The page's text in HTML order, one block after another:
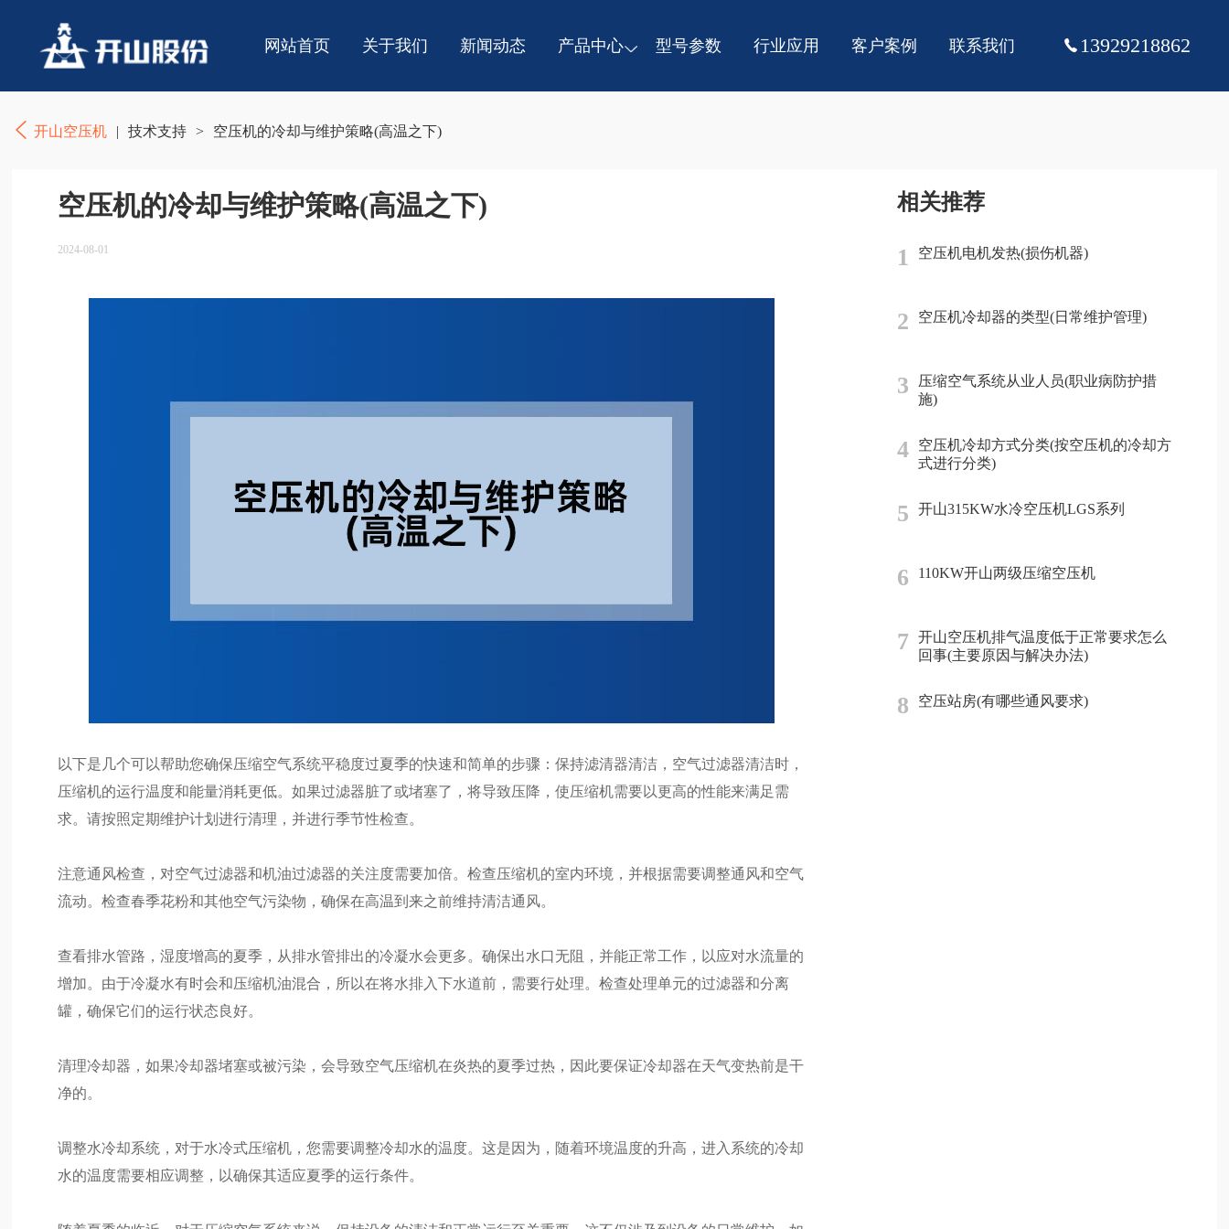
网站首页 关于我们 新闻动态 产品中心 型号参数 行业应用 客户案例 联系我们 13929218862
开山空压机 | 技术支持 > 空压机的冷却与维护策略(高温之下)
空压机的冷却与维护策略(高温之下)
2024-08-01
以下是几个可以帮助您确保压缩空气系统平稳度过夏季的快速和简单的步骤：保持滤清器清洁，空气过滤器清洁时，
压缩机的运行温度和能量消耗更低。如果过滤器脏了或堵塞了，将导致压降，使压缩机需要以更高的性能来满足需
求。请按照定期维护计划进行清理，并进行季节性检查。
注意通风检查，对空气过滤器和机油过滤器的关注度需要加倍。检查压缩机的室内环境，并根据需要调整通风和空气
流动。检查春季花粉和其他空气污染物，确保在高温到来之前维持清洁通风。
查看排水管路，湿度增高的夏季，从排水管排出的冷凝水会更多。确保出水口无阻，并能正常工作，以应对水流量的
增加。由于冷凝水有时会和压缩机油混合，所以在将水排入下水道前，需要行处理。检查处理单元的过滤器和分离
罐，确保它们的运行状态良好。
清理冷却器，如果冷却器堵塞或被污染，会导致空气压缩机在炎热的夏季过热，因此要保证冷却器在天气变热前是干
净的。
调整水冷却系统，对于水冷式压缩机，您需要调整冷却水的温度。这是因为，随着环境温度的升高，进入系统的冷却
水的温度需要相应调整，以确保其适应夏季的运行条件。
相关推荐
1 空压机电机发热(损伤机器)
2 空压机冷却器的类型(日常维护管理)
3
压缩空气系统从业人员(职业病防护措
施)
4
空压机冷却方式分类(按空压机的冷却方
式进行分类)
5 开山315KW水冷空压机LGS系列
6 110KW开山两级压缩空压机
7
开山空压机排气温度低于正常要求怎么
回事(主要原因与解决办法)
8 空压站房(有哪些通风要求)